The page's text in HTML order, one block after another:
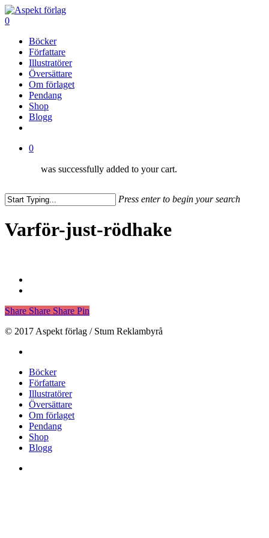
Skip
to
content
0
Böcker
Författare
Illustratörer
Översättare
Om förlaget
Pendang
Shop
Blogg
0
was successfully added to your cart.
Press enter to begin your search
Search
Varför-just-rödhake
Share Share Share Pin
© 2017 Aspekt förlag / Stum Reklambyrå
Close
Menu
Böcker
Författare
Illustratörer
Översättare
Om förlaget
Pendang
Shop
Blogg